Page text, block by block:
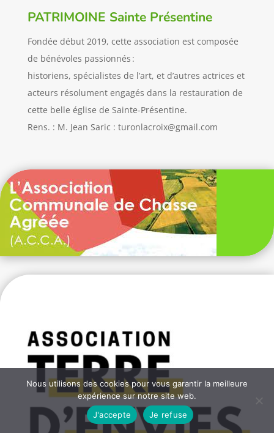
PATRIMOINE Sainte Présentine
Fondée début 2019, cette association est composée
de bénévoles passionnés :
historiens, spécialistes de l’art, et d’autres actrices et
acteurs résolument engagés dans la restauration de
cette belle église de Sainte-Présentine.
Rens. : M. Jean Saric : turonlacroix@gmail.com
Nous utilisons des cookies pour vous garantir la meilleure
expérience sur notre site web.
J'accepte
Je refuse